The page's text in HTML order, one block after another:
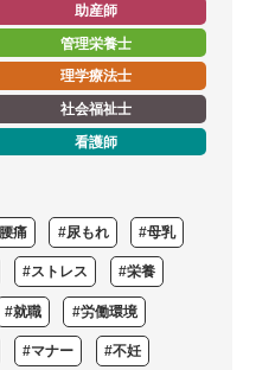
助産師
管理栄養士
理学療法士
社会福祉士
看護師
痛 #尿もれ #母乳
#ストレス #栄養
#就職 #労働環境
#マナー #不妊